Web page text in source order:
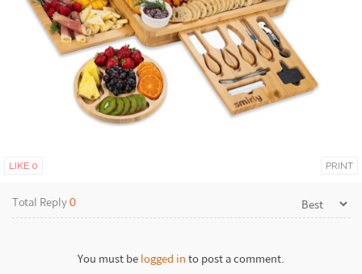
LIKE 0 PRINT
Total Reply0
You must belogged into post a comment.